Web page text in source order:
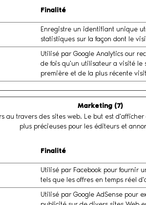
Finalité
Enregistre un identifiant unique
statistiques sur la façon dont le
Utilisé par Google Analytics our
de fois qu'un utilisateur a visité le
première et de la plus récente
Marketing (7)
au travers des sites web. Le but est
plus précieuses pour les éditeurs et
Finalité
Utilisé par Facebook pour fournir
tels que les offres en temps réel
Utilisé par Google AdSense pour